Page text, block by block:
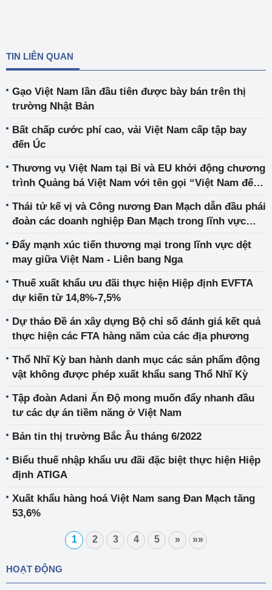
TIN LIÊN QUAN
Gạo Việt Nam lần đầu tiên được bày bán trên thị
trường Nhật Bản
Bất chấp cước phí cao, vải Việt Nam cấp tập bay
đến Úc
Thương vụ Việt Nam tại Bỉ và EU khởi động chương
trình Quảng bá Việt Nam với tên gọi “Việt Nam đến
Thái tử kế vị và Công nương Đan Mạch dẫn đầu phái
đoàn các doanh nghiệp Đan Mạch trong lĩnh vực
Đẩy mạnh xúc tiến thương mại trong lĩnh vực dệt
may giữa Việt Nam - Liên bang Nga
Thuế xuất khẩu ưu đãi thực hiện Hiệp định EVFTA
dự kiến từ 14,8%-7,5%
Dự thảo Đề án xây dựng Bộ chỉ số đánh giá kết quả
thực hiện các FTA hàng năm của các địa phương
Thổ Nhĩ Kỳ ban hành danh mục các sản phẩm động
vật không được phép xuất khẩu sang Thổ Nhĩ Kỳ
Tập đoàn Adani Ấn Độ mong muốn đẩy nhanh đầu
tư các dự án tiềm năng ở Việt Nam
Bản tin thị trường Bắc Âu tháng 6/2022
Biểu thuế nhập khẩu ưu đãi đặc biệt thực hiện Hiệp
định ATIGA
Xuất khẩu hàng hoá Việt Nam sang Đan Mạch tăng
53,6%
1 2 3 4 5 » »»
HOẠT ĐỘNG